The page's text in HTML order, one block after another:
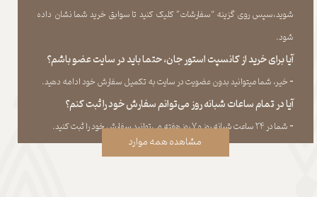
شوید،سپس روی گزینه “سفارشات” کلیک کنید تا سوابق خرید شما نشان داده
‏شود.​​​​​​​
آیا برای خرید از کانسپت استور جان، حتما باید در سایت عضو باشم؟
​​​​​​​- خیر، شما میتوانید بدون عضویت در سایت به تکمیل سفارش خود ادامه دهید.​​​​​​​
آیا در تمام ساعات شبانه روز می‌توانم سفارش خود را ثبت کنم؟
​​​​​​​​​​​​​​- شما در ۲۴ ساعت شبانه روز و ۷ روز هفته می‌‏توانید سفارش خود را ثبت کنید.
مشاهده همه موارد